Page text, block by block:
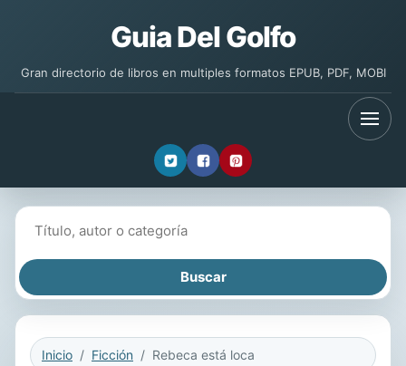
Guia Del Golfo
Gran directorio de libros en multiples formatos EPUB, PDF, MOBI
Inicio Ficción Rebeca está loca